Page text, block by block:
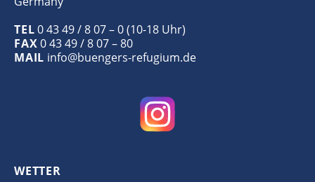
TEL0 43 49 / 8 07 – 0 (10-18 Uhr)
FAX0 43 49 / 8 07 – 80
MAIL info@buengers-refugium.de
WETTER